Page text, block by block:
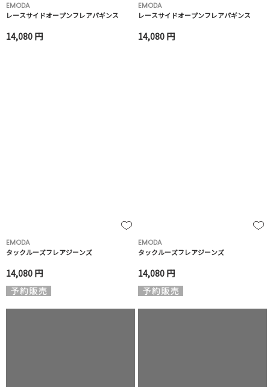
EMODA
レースサイドオープンフレアパギンス
14,080 円
EMODA
レースサイドオープンフレアパギンス
14,080 円
EMODA
タックルーズフレアジーンズ
14,080 円
EMODA
タックルーズフレアジーンズ
14,080 円